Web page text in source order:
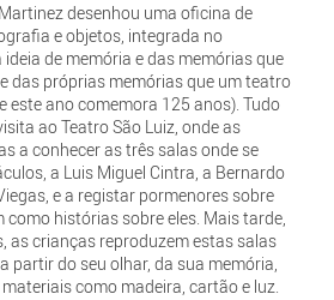
desenhou uma oficina de
e objetos, integrada no
de memória e das memórias que
das próprias memórias que um teatro
este ano comemora 125 anos). Tudo
ao Teatro São Luiz, onde as
a conhecer as três salas onde se
a Luis Miguel Cintra, a Bernardo
e a registar pormenores sobre
como histórias sobre eles. Mais tarde,
as crianças reproduzem estas salas
partir do seu olhar, da sua memória,
como madeira, cartão e luz.